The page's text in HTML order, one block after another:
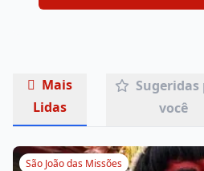
Mais
Lidas
Sugeridas
você
São João das Missões